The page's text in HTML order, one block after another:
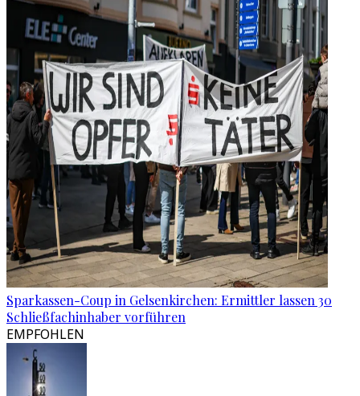
Sparkassen-Coup in Gelsenkirchen: Ermittler lassen 30
Schließfachinhaber vorführen
EMPFOHLEN